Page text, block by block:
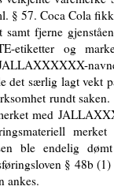
§ 57. Coca Cola
fjerne
etiketter og
det særlig lagt vekt
rundt
med
ble endelig
§ 48b
ankes.